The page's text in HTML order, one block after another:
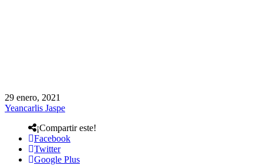
29 enero, 2021
Yeancarlis Jaspe
¡Compartir este!
Facebook
Twitter
Google Plus